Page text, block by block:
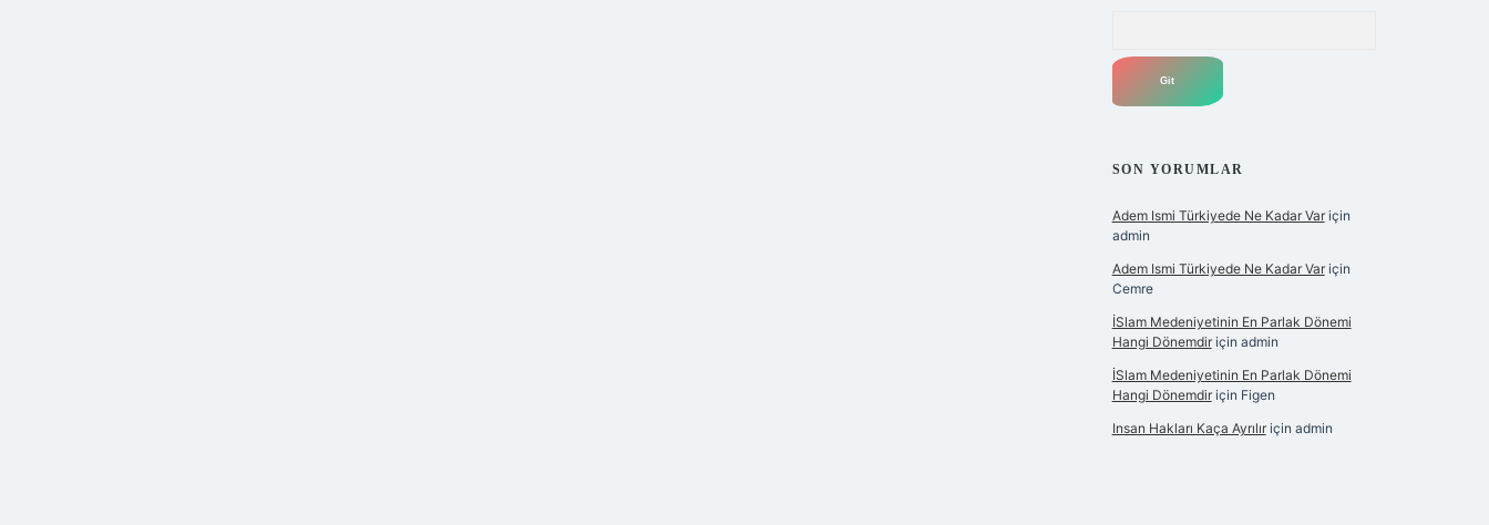
SON YORUMLAR
Adem Ismi Türkiyede Ne Kadar Variçin
admin
Adem Ismi Türkiyede Ne Kadar Variçin
Cemre
İSlam Medeniyetinin En Parlak Dönemi
Hangi Dönemdiriçin admin
İSlam Medeniyetinin En Parlak Dönemi
Hangi Dönemdiriçin Figen
Insan Hakları Kaça Ayrılıriçin admin